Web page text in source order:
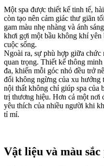
Một spa được thiết kế tinh tế,
còn tạo nên cảm giác thư giãn
gam màu nhẹ nhàng và ánh
khơi gợi một bầu không khí
cuộc sống.
Ngoài ra, sự phù hợp giữa chức
quan trọng. Thiết kế thông
đa, khiến mỗi góc nhỏ đều trở
đổi không ngừng của xu hướng
nội thất không chỉ giúp spa của
trị thương hiệu. Hơn cả một nơi
yêu thích của nhiều người khi
tỉ mỉ.
Vật liệu và màu sắc